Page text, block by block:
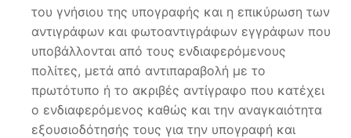
του γνήσιου της υπογραφής και η επικύρωση των
αντιγράφων και φωτοαντιγράφων εγγράφων που
υποβάλλονται από τους ενδιαφερόμενους
πολίτες, μετά από αντιπαραβολή με το
πρωτότυπο ή το ακριβές αντίγραφο που κατέχει
ο ενδιαφερόμενος καθώς και την αναγκαιότητα
εξουσιοδότησής τους για την υπογραφή και